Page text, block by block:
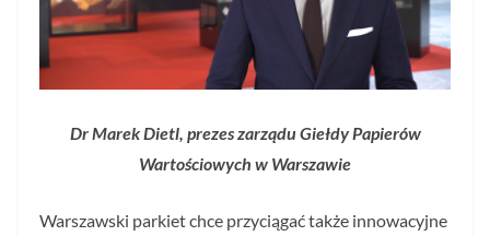
Dr Marek Dietl, prezes zarządu Giełdy Papierów
Wartościowych w Warszawie
Warszawski parkiet chce przyciągać także innowacyjne